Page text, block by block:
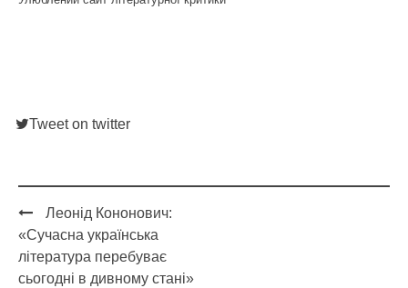
Tweet on twitter
Post
navigation
Леонід Кононович:
«Сучасна українська
література перебуває
сьогодні в дивному стані»